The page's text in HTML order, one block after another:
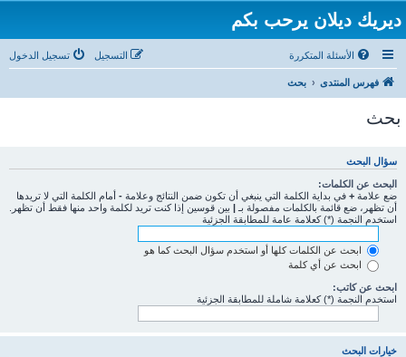
ديريك ديلان يرحب بكم
الأسئلة المتكررة تسجيل الدخول التسجيل
فهرس المنتدى بحث
بحث
سؤال البحث
البحث عن الكلمات:
ضع علامة + في بداية الكلمة التي ينبغي أن تكون ضمن النتائج وعلامة - أمام الكلمة التي لا تريدها
أن تظهر، ضع قائمة بالكلمات مفصولة بـ | بين قوسين إذا كنت تريد لكلمة واحد منها فقط أن تظهر.
استخدم النجمة (*) كعلامة عامة للمطابقة الجزئية
ابحث عن الكلمات كلها أو استخدم سؤال البحث كما هو
ابحث عن أي كلمة
ابحث عن كاتب:
استخدم النجمة (*) كعلامة شاملة للمطابقة الجزئية
خيارات البحث